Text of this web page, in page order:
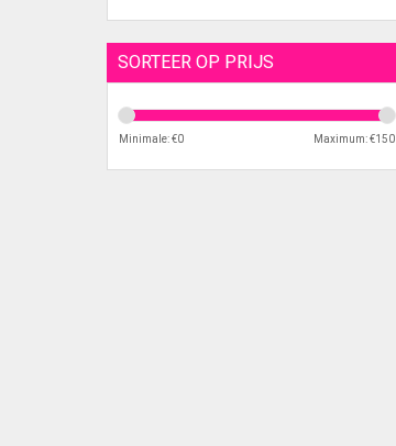
SORTEER OP PRIJS
Minimale: €0 Maximum: €150